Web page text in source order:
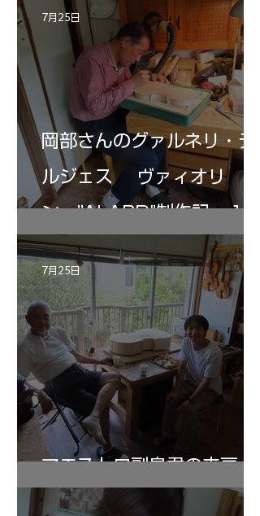
岡部さんのグァルネリ・デ
ルジェス ヴァィオリ
ン ”ALARD"制作記 １2
7月25日
マエストロ副島君の来房
7月25日